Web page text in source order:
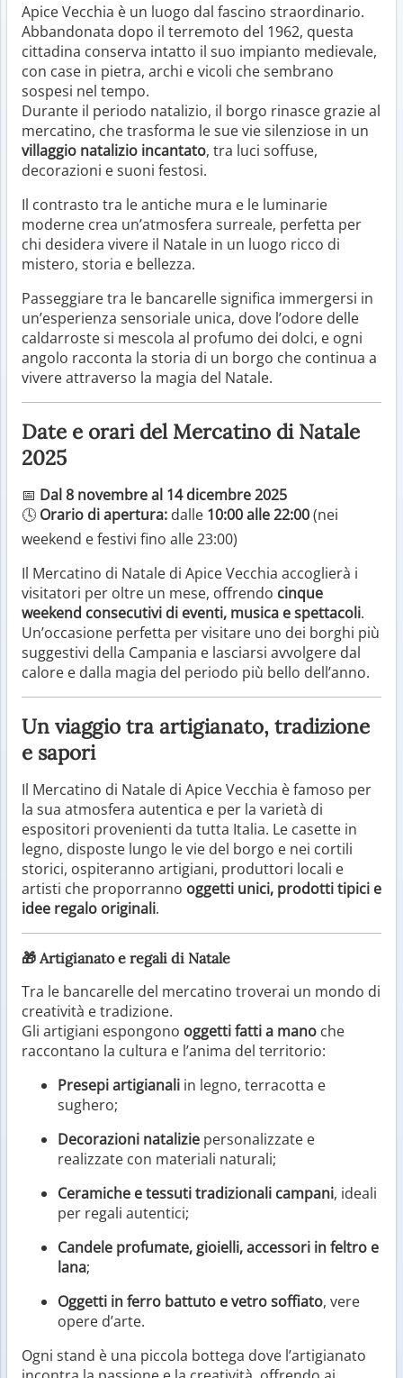
Apice Vecchia è un luogo dal fascino straordinario.
Abbandonata dopo il terremoto del 1962, questa
cittadina conserva intatto il suo impianto medievale,
con case in pietra, archi e vicoli che sembrano
sospesi nel tempo.
Durante il periodo natalizio, il borgo rinasce grazie al
mercatino, che trasforma le sue vie silenziose in un
villaggio natalizio incantato, tra luci soffuse,
decorazioni e suoni festosi.
Il contrasto tra le antiche mura e le luminarie
moderne crea un’atmosfera surreale, perfetta per
chi desidera vivere il Natale in un luogo ricco di
mistero, storia e bellezza.
Passeggiare tra le bancarelle significa immergersi in
un’esperienza sensoriale unica, dove l’odore delle
caldarroste si mescola al profumo dei dolci, e ogni
angolo racconta la storia di un borgo che continua a
vivere attraverso la magia del Natale.
Date e orari del Mercatino di Natale
2025
📅 Dal 8 novembre al 14 dicembre 2025
🕓 Orario di apertura: dalle 10:00 alle 22:00(nei
weekend e festivi fino alle 23:00)
Il Mercatino di Natale di Apice Vecchia accoglierà i
visitatori per oltre un mese, offrendo cinque
weekend consecutivi di eventi, musica e spettacoli.
Un’occasione perfetta per visitare uno dei borghi più
suggestivi della Campania e lasciarsi avvolgere dal
calore e dalla magia del periodo più bello dell’anno.
Un viaggio tra artigianato, tradizione
e sapori
Il Mercatino di Natale di Apice Vecchia è famoso per
la sua atmosfera autentica e per la varietà di
espositori provenienti da tutta Italia. Le casette in
legno, disposte lungo le vie del borgo e nei cortili
storici, ospiteranno artigiani, produttori locali e
artisti che proporranno oggetti unici, prodotti tipici e
idee regalo originali.
🎁 Artigianato e regali di Natale
Tra le bancarelle del mercatino troverai un mondo di
creatività e tradizione.
Gli artigiani espongono oggetti fatti a mano che
raccontano la cultura e l’anima del territorio:
Presepi artigianali in legno, terracotta e
sughero;
Decorazioni natalizie personalizzate e
realizzate con materiali naturali;
Ceramiche e tessuti tradizionali campani, ideali
per regali autentici;
Candele profumate, gioielli, accessori in feltro e
lana;
Oggetti in ferro battuto e vetro soffiato, vere
opere d’arte.
Ogni stand è una piccola bottega dove l’artigianato